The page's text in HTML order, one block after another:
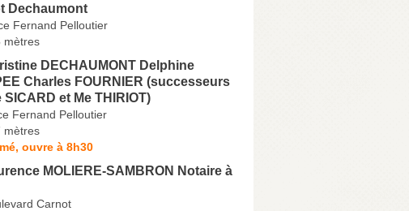
Dechaumont
Fernand Pelloutier
mètres
DECHAUMONT Delphine
Charles FOURNIER (successeurs
SICARD et Me THIRIOT)
Fernand Pelloutier
mètres
ouvre à 8h30
MOLIERE-SAMBRON Notaire à
Carnot